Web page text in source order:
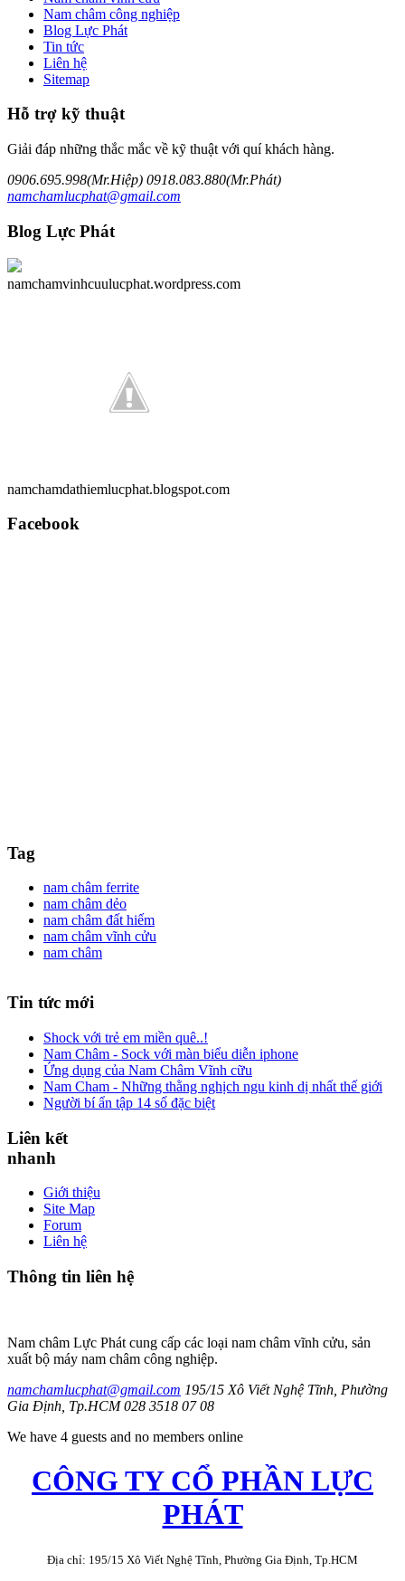
Nam châm công nghiệp
Blog Lực Phát
Tin tức
Liên hệ
Sitemap
Hỗ trợ kỹ thuật
Giải đáp những thắc mắc về kỹ thuật với quí khách hàng.
0906.695.998(Mr.Hiệp) 0918.083.880(Mr.Phát)
namchamlucphat@gmail.com
Blog Lực Phát
namchamvinhcuulucphat.wordpress.com
namchamdathiemlucphat.blogspot.com
Facebook
Tag
nam châm ferrite
nam châm dẻo
nam châm đất hiếm
nam châm vĩnh cửu
nam châm
Tin tức mới
Shock với trẻ em miền quê..!
Nam Châm - Sock với màn biểu diễn iphone
Ứng dụng của Nam Châm Vĩnh cữu
Nam Cham - Những thằng nghịch ngu kinh dị nhất thế giới
Người bí ẩn tập 14 số đặc biệt
Liên kết
nhanh
Giới thiệu
Site Map
Forum
Liên hệ
Thông tin liên hệ
Nam châm Lực Phát cung cấp các loại nam châm vĩnh cửu, sản
xuất bộ máy nam châm công nghiệp.
namchamlucphat@gmail.com 195/15 Xô Viết Nghệ Tĩnh, Phường
Gia Định, Tp.HCM 028 3518 07 08
We have 4 guests and no members online
CÔNG TY CỔ PHẦN LỰC
PHÁT
Địa chỉ: 195/15 Xô Viết Nghệ Tĩnh, Phường Gia Định, Tp.HCM